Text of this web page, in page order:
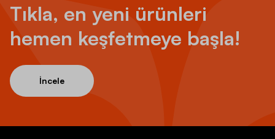
Tıkla, en yeni ürünleri
hemen keşfetmeye başla!
İncele